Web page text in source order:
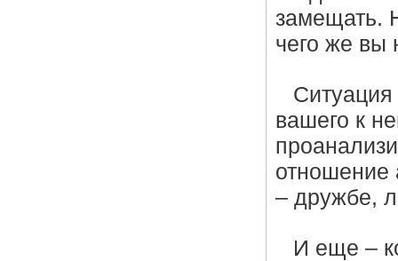
замещать.
чего же вы
вашего к
отношение
– дружбе,
И еще –